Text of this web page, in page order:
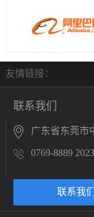
友情链接：
联系我们
广东省东莞市
0769-8889 2023
联系我们